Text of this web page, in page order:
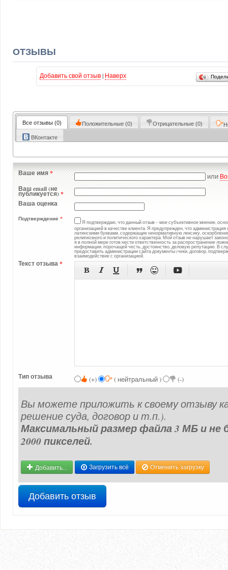
ОТЗЫВЫ
Добавить свой отзыв| Наверх
Всеотзывы(0) Положительные(0) Отрицательные(0)
ВКонтакте
Ваше имя* или
Ваш email (не
публикуется)*
Ваша оценка
Подтверждение *
Я подтверждаю, что данный отзыв – мое субъективное мнение,
организацией в качестве клиента. Я предупрежден, что
латинскими буквами, содержащие ненормативную лексику,
религиозного и политического характера. Мой отзыв не нарушает
я в полной мере готов нести ответственность за распространение
информации, порочащей честь, достоинство, деловую репутацию. В
предоставить администрации сайта документы (чеки, договор,
взаимодействие с организацией.
Текст отзыва*
     
Тип отзыва (+) ( нейтральный ) (-)
Вы можете приложить к своему отзыву
решение суда, договор и т.п.).
Максимальный размер файла 3 МБ и не
2000 пикселей.
Добавить... Загрузить всё Отменить загрузку
Добавить отзыв